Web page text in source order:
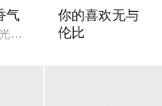
袋地区。西池袋警署新设立
气
著作《明治的南丁格尔 大
你的喜欢无与
伦比